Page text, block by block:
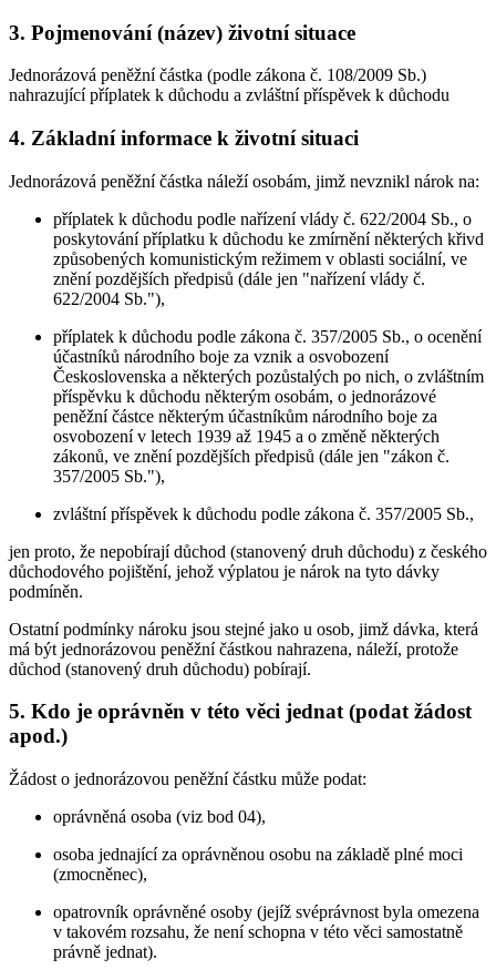
3. Pojmenování (název) životní situace
Jednorázová peněžní částka (podle zákona č. 108/2009 Sb.)
nahrazující příplatek k důchodu a zvláštní příspěvek k důchodu
4. Základní informace k životní situaci
Jednorázová peněžní částka náleží osobám, jimž nevznikl nárok na:
příplatek k důchodu podle nařízení vlády č. 622/2004 Sb., o
poskytování příplatku k důchodu ke zmírnění některých křivd
způsobených komunistickým režimem v oblasti sociální, ve
znění pozdějších předpisů (dále jen "nařízení vlády č.
622/2004 Sb."),
příplatek k důchodu podle zákona č. 357/2005 Sb., o ocenění
účastníků národního boje za vznik a osvobození
Československa a některých pozůstalých po nich, o zvláštním
příspěvku k důchodu některým osobám, o jednorázové
peněžní částce některým účastníkům národního boje za
osvobození v letech 1939 až 1945 a o změně některých
zákonů, ve znění pozdějších předpisů (dále jen "zákon č.
357/2005 Sb."),
zvláštní příspěvek k důchodu podle zákona č. 357/2005 Sb.,
jen proto, že nepobírají důchod (stanovený druh důchodu) z českého
důchodového pojištění, jehož výplatou je nárok na tyto dávky
podmíněn.
Ostatní podmínky nároku jsou stejné jako u osob, jimž dávka, která
má být jednorázovou peněžní částkou nahrazena, náleží, protože
důchod (stanovený druh důchodu) pobírají.
5. Kdo je oprávněn v této věci jednat (podat žádost
apod.)
Žádost o jednorázovou peněžní částku může podat:
oprávněná osoba (viz bod 04),
osoba jednající za oprávněnou osobu na základě plné moci
(zmocněnec),
opatrovník oprávněné osoby (jejíž svéprávnost byla omezena
v takovém rozsahu, že není schopna v této věci samostatně
právně jednat).